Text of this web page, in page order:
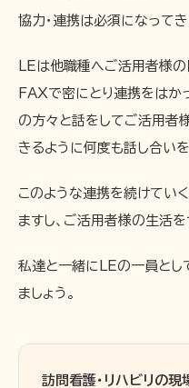
協力・連携は必須になってき
LEは他職種へご活用者様
FAXで密にとり連携をはか
の方々と話をしてご活用者
きるように何度も話し合いを
このような連携を続けてい
ますし、ご活用者様の生活を
私達と一緒にLEの一員とし
ましょう。
訪問看護・リハビリの